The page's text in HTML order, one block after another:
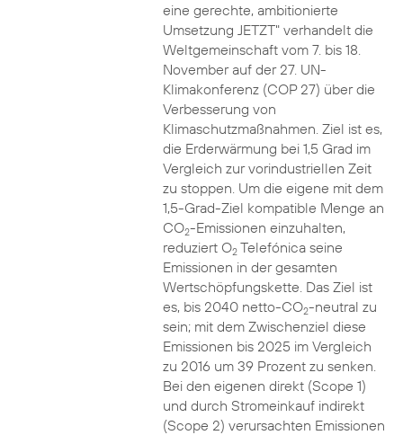
eine gerechte, ambitionierte
Umsetzung JETZT" verhandelt die
Weltgemeinschaft vom 7. bis 18.
November auf der 27. UN-
Klimakonferenz (COP 27) über die
Verbesserung von
Klimaschutzmaßnahmen. Ziel ist es,
die Erderwärmung bei 1,5 Grad im
Vergleich zur vorindustriellen Zeit
zu stoppen. Um die eigene mit dem
1,5-Grad-Ziel kompatible Menge an
CO2-Emissionen einzuhalten,
reduziert O2Telefónica seine
Emissionen in der gesamten
Wertschöpfungskette. Das Ziel ist
es, bis 2040 netto-CO2-neutral zu
sein; mit dem Zwischenziel diese
Emissionen bis 2025 im Vergleich
zu 2016 um 39 Prozent zu senken.
Bei den eigenen direkt (Scope 1)
und durch Stromeinkauf indirekt
(Scope 2) verursachten Emissionen